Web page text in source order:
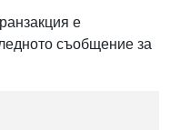
е
съобщение за